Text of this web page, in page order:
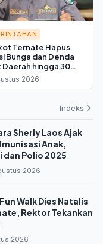
Ternate Hapus
Bunga dan Denda
Daerah hingga 30
2026, Cukup
Pokok
2026
Indeks
Sherly Laos Ajak
Anak,
dan Polio 2025
2026
Walk Dies Natalis
Rektor Tekankan
2026